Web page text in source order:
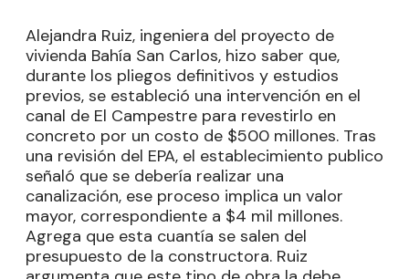
Alejandra Ruiz, ingeniera del proyecto de
vivienda Bahía San Carlos, hizo saber que,
durante los pliegos definitivos y estudios
previos, se estableció una intervención en el
canal de El Campestre para revestirlo en
concreto por un costo de $500 millones. Tras
una revisión del EPA, el establecimiento publico
señaló que se debería realizar una
canalización, ese proceso implica un valor
mayor, correspondiente a $4 mil millones.
Agrega que esta cuantía se salen del
presupuesto de la constructora. Ruiz